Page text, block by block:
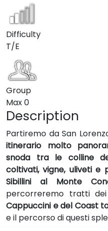
Difficulty
T/E
Group
Max0
Description
Partiremo da San
itinerario molto
snoda tra le colline
coltivati, vigne, uliveti e
Sibillini al Monte
percorreremo tratti
Cappuccini e del Coast
e il percorso di questi